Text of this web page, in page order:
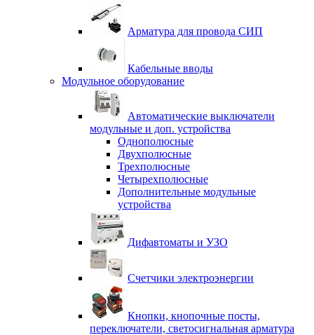
Арматура для провода СИП
Кабельные вводы
Модульное оборудование
Автоматические выключатели
модульные и доп. устройства
Однополюсные
Двухполюсные
Трехполюсные
Четырехполюсные
Дополнительные модульные
устройства
Дифавтоматы и УЗО
Счетчики электроэнергии
Кнопки, кнопочные посты,
переключатели, светосигнальная арматура